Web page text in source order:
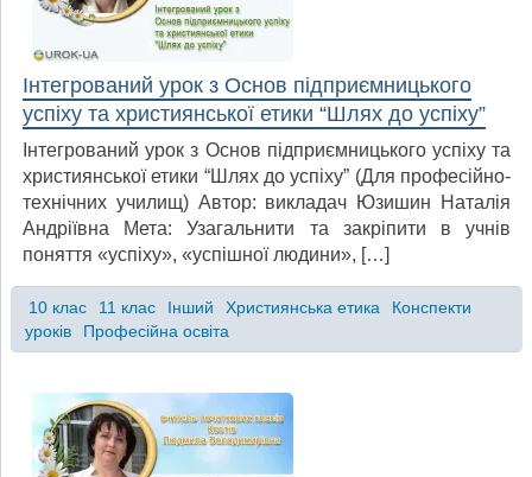
Інтегрований урок з Основ підприємницького
успіху та християнської етики “Шлях до успіху”
Інтегрований урок з Основ підприємницького успіху та
християнської етики “Шлях до успіху” (Для професійно-
технічних училищ) Автор: викладач Юзишин Наталія
Андріївна Мета: Узагальнити та закріпити в учнів
поняття «успіху», «успішної людини», […]
10 клас 11 клас Інший Християнська етика
Конспекти
уроків
Професійна освіта